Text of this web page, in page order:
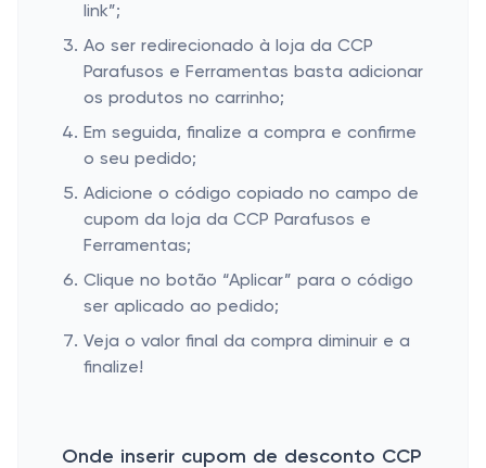
link”;
Ao ser redirecionado à loja da CCP
Parafusos e Ferramentas basta adicionar
os produtos no carrinho;
Em seguida, finalize a compra e confirme
o seu pedido;
Adicione o código copiado no campo de
cupom da loja da CCP Parafusos e
Ferramentas;
Clique no botão “Aplicar” para o código
ser aplicado ao pedido;
Veja o valor final da compra diminuir e a
finalize!
Onde inserir cupom de desconto CCP